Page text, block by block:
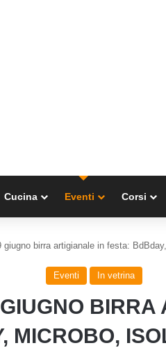
Cucina Eventi Corsi
giugno birra artigianale in festa:
Eventi In vetrina
BIRRA
MICROBO,